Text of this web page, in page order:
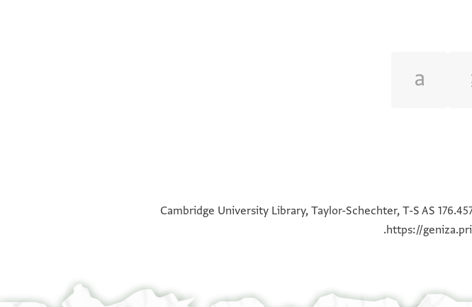
Cambridge University Library, Taylor-Schechter, T-S AS
https://